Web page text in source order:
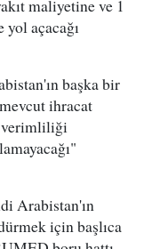
maliyetine ve 1
açacağı
başka bir
ihracat
verimliliği
Arabistan'ın
için başlıca